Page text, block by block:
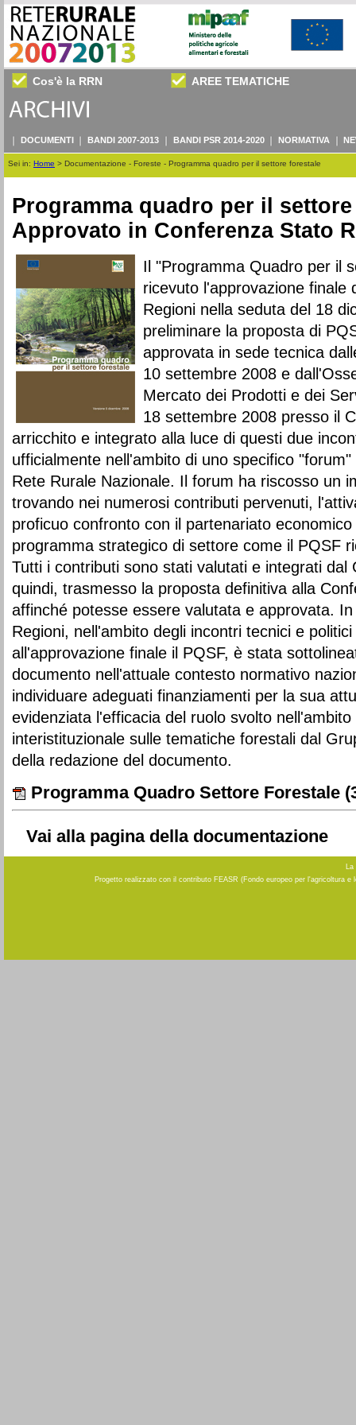
Cos'è la RRN AREE TEMATICHE
DOCUMENTI BANDI 2007-2013 BANDI PSR 2014-2020 NORMATIVA
Sei in: Home > Documentazione - Foreste - Programma quadro per il settore forestale
Programma quadro per il
Approvato in Conferenza Stato
Il "Programma Quadro per il
ricevuto l'approvazione finale
Regioni nella seduta del 18
preliminare la proposta di
approvata in sede tecnica
10 settembre 2008 e
Mercato dei Prodotti e dei
18 settembre 2008 presso il
arricchito e integrato alla luce di questi due
ufficialmente nell'ambito di uno specifico
Rete Rurale Nazionale. Il forum ha riscosso un
trovando nei numerosi contributi pervenuti,
proficuo confronto con il partenariato
programma strategico di settore come il PQSF
Tutti i contributi sono stati valutati e integrati dal
quindi, trasmesso la proposta definitiva alla
affinché potesse essere valutata e approvata.
Regioni, nell'ambito degli incontri tecnici e
all'approvazione finale il PQSF, è stata
documento nell'attuale contesto normativo
individuare adeguati finanziamenti per la sua
evidenziata l'efficacia del ruolo svolto
interistituzionale sulle tematiche forestali dal
della redazione del documento.
Programma Quadro Settore Forestale
Vai alla pagina della documentazione
La
Progetto realizzato con il contributo FEASR (Fondo europeo per l'agricoltura